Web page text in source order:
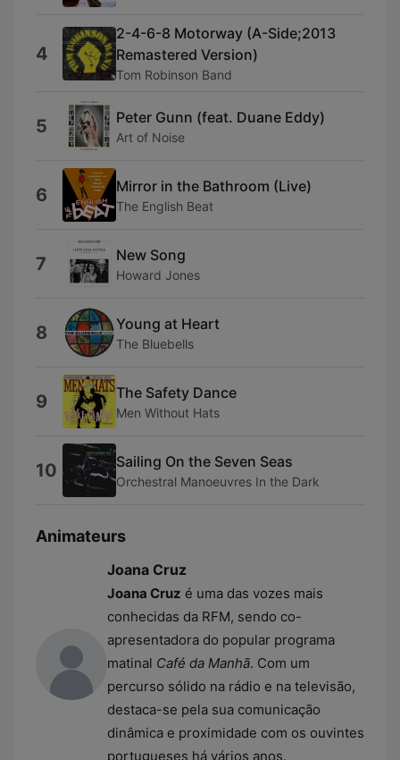
4
2-4-6-8 Motorway (A-Side;2013
Remastered Version)
Tom Robinson Band
5 Peter Gunn (feat. Duane Eddy)
Art of Noise
6 Mirror in the Bathroom (Live)
The English Beat
7 New Song
Howard Jones
8 Young at Heart
The Bluebells
9 The Safety Dance
Men Without Hats
10 Sailing On the Seven Seas
Orchestral Manoeuvres In the Dark
Animateurs
Joana Cruz
Joana Cruz é uma das vozes mais
conhecidas da RFM, sendo co-
apresentadora do popular programa
matinal Café da Manhã. Com um
percurso sólido na rádio e na televisão,
destaca-se pela sua comunicação
dinâmica e proximidade com os ouvintes
portugueses há vários anos.